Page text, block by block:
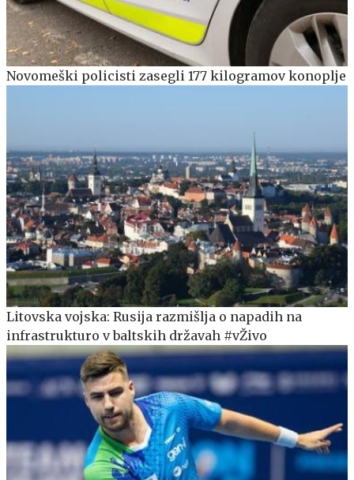
Novomeški policisti zasegli 177 kilogramov konoplje
Litovska vojska: Rusija razmišlja o napadih na
infrastrukturo v baltskih državah #vŽivo